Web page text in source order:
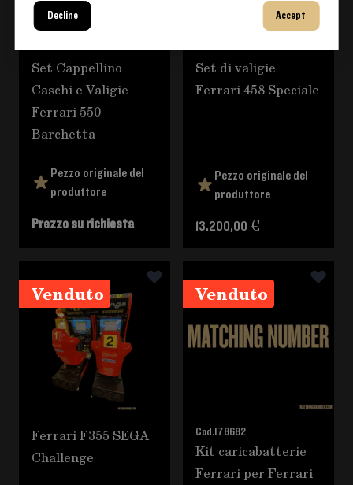
Decline Accept
Set Cappellino
Caschi e Valigie
Ferrari 550
Barchetta
Pezzo originale del
produttore
Prezzo su richiesta
Set di valigie
Ferrari 458 Speciale
Pezzo originale del
produttore
13.200,00 €
Venduto
Ferrari F355 SEGA
Challenge
Venduto
Cod.178682
Kit caricabatterie
Ferrari per Ferrari